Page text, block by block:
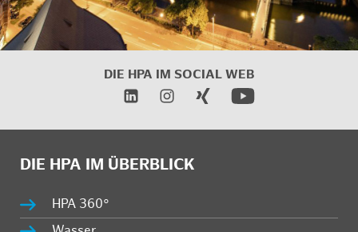
DIE HPA IM SOCIAL WEB
DIE HPA IM ÜBERBLICK
HPA 360°